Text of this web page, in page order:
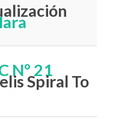
Nº 21
Spiral To